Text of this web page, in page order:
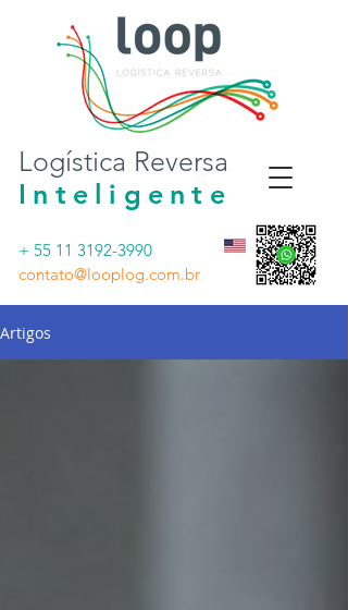
Logística Reversa
Inteligente
+ 55 11 3192-3990
contato@looplog.com.br
Artigos